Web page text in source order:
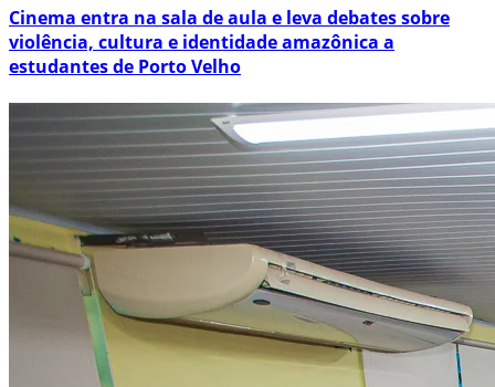
Cinema entra na sala de aula e leva debates sobre
violência, cultura e identidade amazônica a
estudantes de Porto Velho